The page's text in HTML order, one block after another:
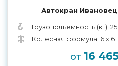
Автокран
Грузоподъемность (кг):
Колесная формула: 6 х 6
от 16